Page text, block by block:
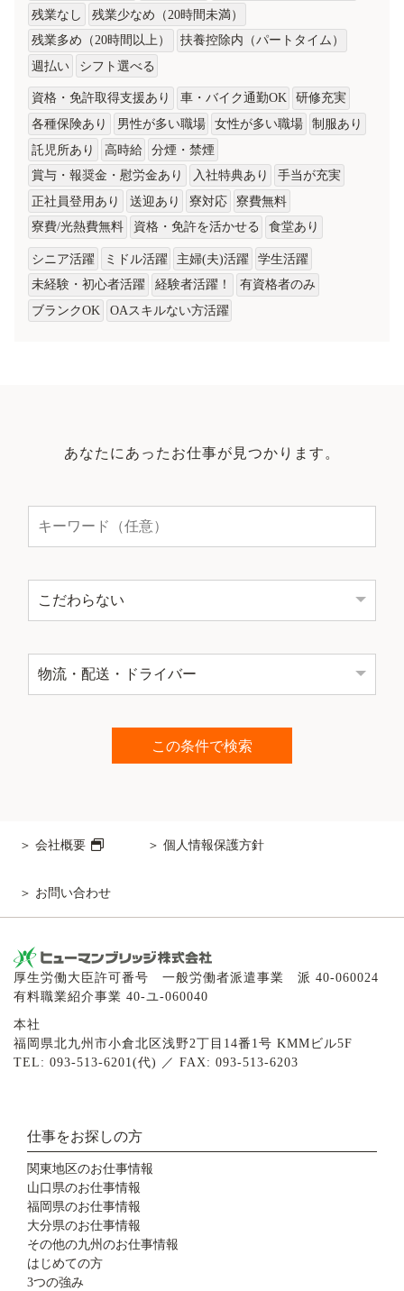
残業なし
残業少なめ（20時間未満）
残業多め（20時間以上）
扶養控除内（パートタイム）
週払い
シフト選べる
資格・免許取得支援あり 車・バイク通勤OK
研修充実
各種保険あり
男性が多い職場 女性が多い職場
制服あり
託児所あり
高時給
分煙・禁煙
賞与・報奨金・慰労金あり
入社特典あり
手当が充実
正社員登用あり
送迎あり 寮対応
寮費無料
寮費/光熱費無料
資格・免許を活かせる 食堂あり
シニア活躍 ミドル活躍 主婦(夫)活躍
学生活躍
未経験・初心者活躍
経験者活躍！
有資格者のみ
ブランクOK
OAスキルない方活躍
あなたにあったお仕事が見つかります。
会社概要 個人情報保護方針
お問い合わせ
厚生労働大臣許可番号 一般労働者派遣事業 派 40-060024
有料職業紹介事業 40-ユ-060040
本社
福岡県北九州市小倉北区浅野2丁目14番1号 KMMビル5F
TEL: 093-513-6201(代) ／ FAX: 093-513-6203
仕事をお探しの方
関東地区のお仕事情報
山口県のお仕事情報
福岡県のお仕事情報
大分県のお仕事情報
その他の九州のお仕事情報
はじめての方
3つの強み